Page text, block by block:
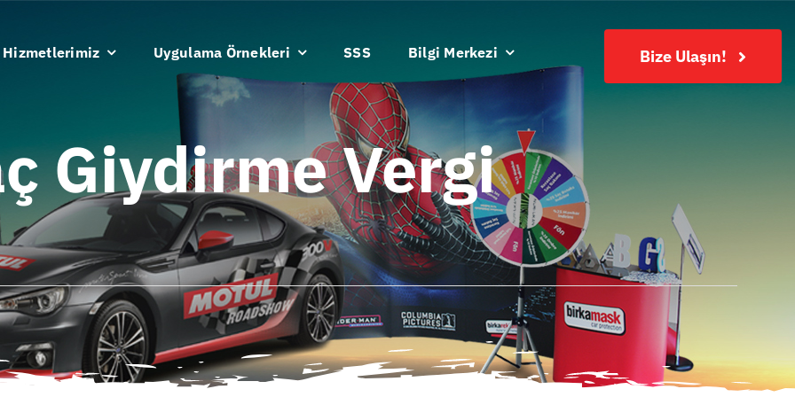
Hizmetlerimiz Uygulama Örnekleri SSS Bilgi Merkezi Bize Ulaşın!
Giydirme Vergi